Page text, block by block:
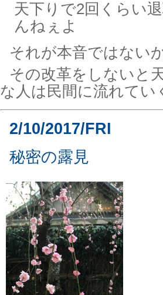
天下りで2回くらい
んねぇよ
それが本音ではない
その改革をしないと
な人は民間に流れてい
2/10/2017/FRI
秘密の露見